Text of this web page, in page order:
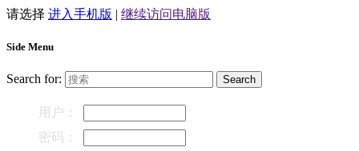
请选择 进入手机版 | 继续访问电脑版
Side Menu
Search for:
用户：
密码：